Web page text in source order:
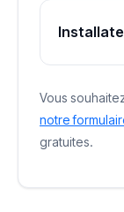
Vous
notre
gratuites.